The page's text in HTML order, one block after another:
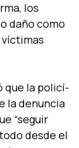
los
daño como
ví­ctimas
que la policí­
la denuncia
“seguir
desde el